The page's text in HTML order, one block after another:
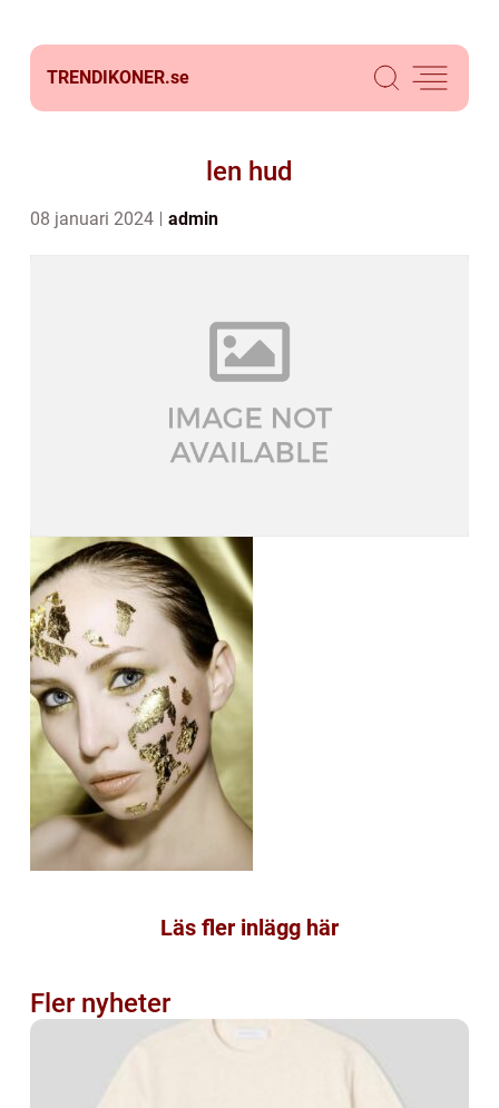
TRENDIKONER.se
len hud
08 januari 2024 admin
Läs fler inlägg här
Fler nyheter